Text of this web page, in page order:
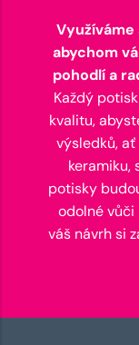
abychom
pohodlí a
Každý
kvalitu,
výsledků,
keramiku,
potisky
odolné vůči
váš návrh si